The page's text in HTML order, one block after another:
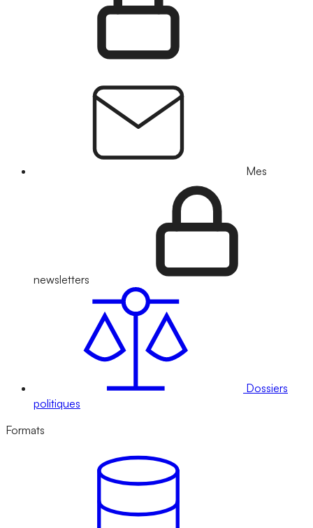
Mes
newsletters
Dossiers
politiques
Formats